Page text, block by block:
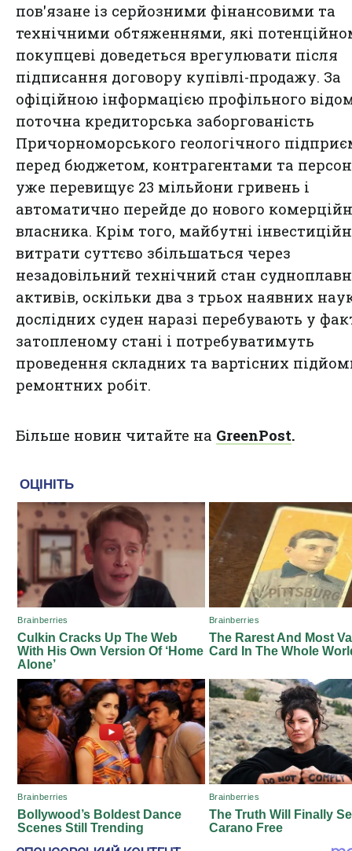
пов'язане із серйозними фінансовими та
технічними обтяженнями, які
покупцеві доведеться врегулювати після
підписання договору купівлі-продажу. За
офіційною інформацією профільного
поточна кредиторська заборгованість
Причорноморського геологічного
перед бюджетом, контрагентами та
уже перевищує 23 мільйони гривень і
автоматично перейде до нового
власника. Крім того, майбутні
витрати суттєво збільшаться через
незадовільний технічний стан
активів, оскільки два з трьох наявних
дослідних суден наразі перебувають у
затопленому стані і потребуватимуть
проведення складних та вартісних
ремонтних робіт.
Більше новин читайте на GreenPost.